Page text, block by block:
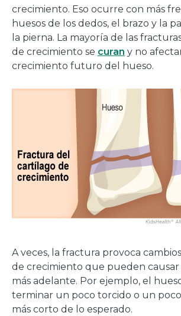
crecimiento. Eso ocurre con más
huesos de los dedos, el brazo y la
la pierna. La mayoría de las
de crecimiento se curan y no
crecimiento futuro del hueso.
A veces, la fractura provoca
de crecimiento que pueden
más adelante. Por ejemplo, el
terminar un poco torcido o un
más corto de lo esperado.